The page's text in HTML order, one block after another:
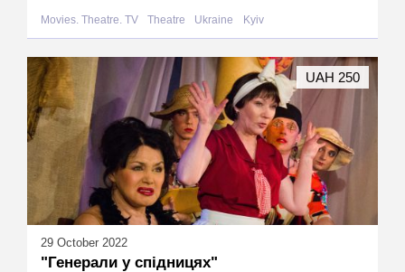
Movies. Theatre. TV Theatre Ukraine Kyiv
29 October 2022
"Генерали у спідницях"
UAH 250